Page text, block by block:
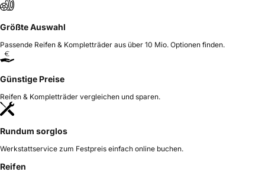
Größte Auswahl
Passende Reifen & Kompletträder aus über 10 Mio. Optionen finden.
Günstige Preise
Reifen & Kompletträder vergleichen und sparen.
Rundum sorglos
Werkstattservice zum Festpreis einfach online buchen.
Reifen